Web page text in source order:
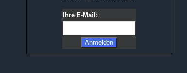
Ihre E-Mail: